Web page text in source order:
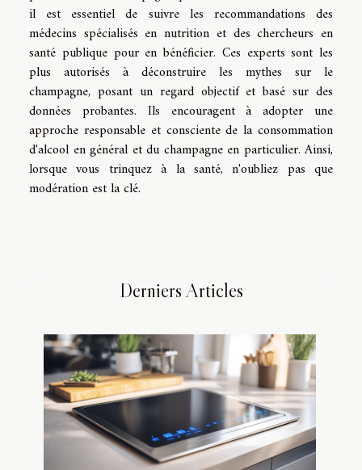
il est essentiel de suivre les recommandations des
médecins spécialisés en nutrition et des chercheurs en
santé publique pour en bénéficier. Ces experts sont les
plus autorisés à déconstruire les mythes sur le
champagne, posant un regard objectif et basé sur des
données probantes. Ils encouragent à adopter une
approche responsable et consciente de la consommation
d'alcool en général et du champagne en particulier. Ainsi,
lorsque vous trinquez à la santé, n'oubliez pas que
modération est la clé.
Derniers Articles